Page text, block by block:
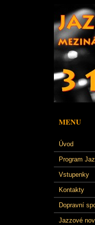
MENU
Úvod
Program
Vstupenky
Kontakty
Dopravní
Jazzové